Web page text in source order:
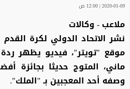
2020-01-09 | 12:00 ص
ملاعب - وكالات
نشر الاتحاد الدولي لكرة
موقع "تويتر"، فيديو يظهر
ماني، المتوج حديثا بجائزة
وصفه أحد المعجبين بـ "الملك".